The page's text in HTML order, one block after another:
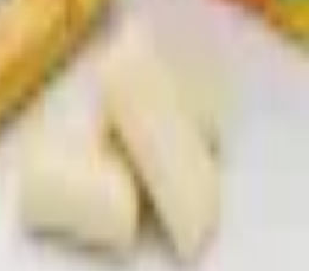
Chewing
Osten. Kaugummi mit fruchtigem